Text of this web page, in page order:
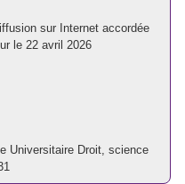
sur Internet accordée
le 22 avril 2026
Universitaire Droit, science